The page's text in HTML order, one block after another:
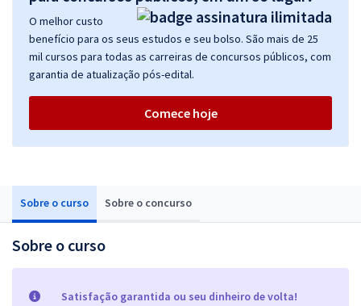
Sobre o curso Sobre o concurso
Sobre o curso
Satisfação garantida ou seu dinheiro de volta!
O melhor custo
benefício para os seus estudos e seu bolso. São mais de 25
mil cursos para todas as carreiras de concursos públicos, com
garantia de atualização pós-edital.
Comece hoje